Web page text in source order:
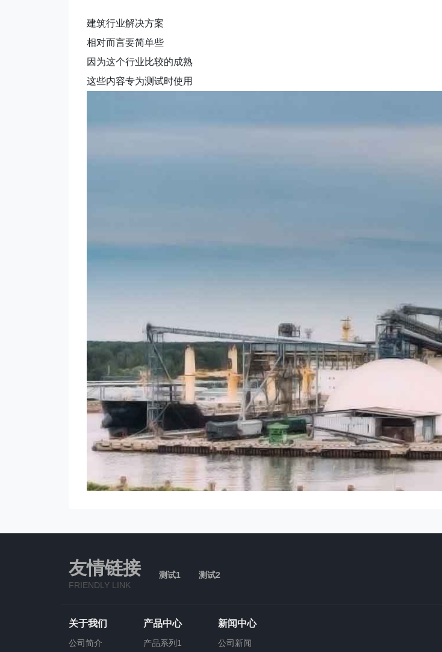
建筑行业解决方案
相对而言要简单些
因为这个行业比较的成熟
这些内容专为测试时使用
友情链接
FRIENDLY LINK
测试1 测试2
关于我们
公司简介
产品中心
产品系列1
新闻中心
公司新闻